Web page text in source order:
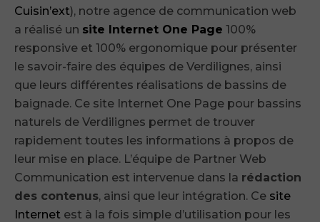
Cuisin’ext), notre agence de communication web
a réalisé un site Internet One Page 100%
responsive et 100% ergonomique pour présenter
le savoir-faire des équipes de Verdilignes, ainsi
que leurs différentes réalisations de bassins de
baignade. Ce site Internet One Page pour bassins
naturels de Verdilignes permet de trouver
rapidement toutes les informations à propos de
leur mise en place. L’équipe de Partner Web
Communication est intervenue dans la rédaction
des contenus, ainsi que leur intégration. Ce site
Internet est à la fois simple d’utilisation pour les